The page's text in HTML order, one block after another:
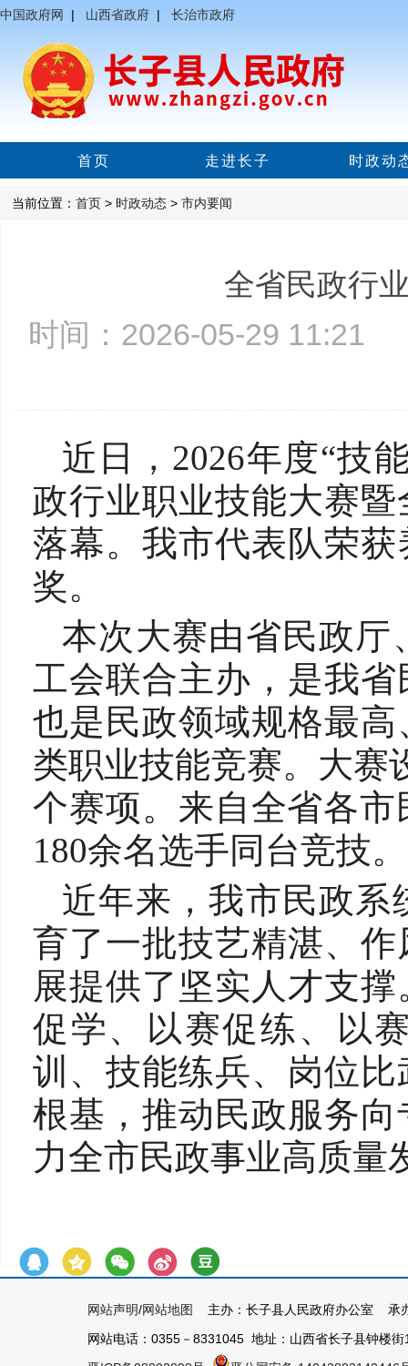
中国政府网 | 山西省政府 | 长治市政府
首页 走进长子 时政动
当前位置： 首页 > 时政动态 > 市内要闻
全省民政行
时间：2026-05-29
近日，2026年度“技
政行业职业技能大赛
落幕。我市代表队荣
奖。
本次大赛由省民政厅
工会联合主办，是我
也是民政领域规格最
类职业技能竞赛。大赛
个赛项。来自全省各
180余名选手同台竞技。
近年来，我市民政系
育了一批技艺精湛、
展提供了坚实人才支
促学、以赛促练、以
训、技能练兵、岗位
根基，推动民政服务
力全市民政事业高质量
网站声明/网站地图
主办：长子县人民政府办公室 承
网站电话：0355－8331045 地址：山西省长子县钟楼